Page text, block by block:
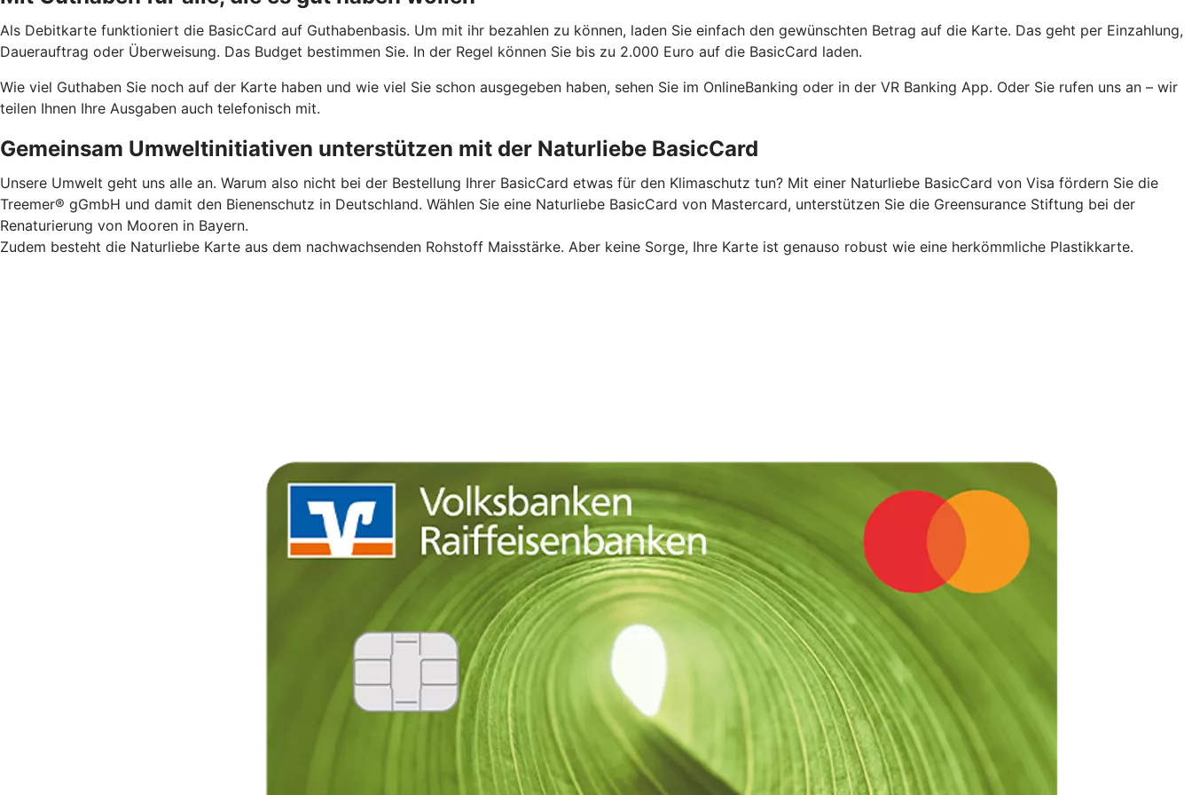
Als Debitkarte funktioniert die BasicCard auf Guthabenbasis. Um mit ihr bezahlen zu können, laden Sie einfach den gewünschten Betrag auf die Karte. Das geht per Einzahlung,
Dauerauftrag oder Überweisung. Das Budget bestimmen Sie. In der Regel können Sie bis zu 2.000 Euro auf die BasicCard laden.
Wie viel Guthaben Sie noch auf der Karte haben und wie viel Sie schon ausgegeben haben, sehen Sie im OnlineBanking oder in der VR Banking App. Oder Sie rufen uns an – wir
teilen Ihnen Ihre Ausgaben auch telefonisch mit.
Gemeinsam Umweltinitiativen unterstützen mit der Naturliebe BasicCard
Unsere Umwelt geht uns alle an. Warum also nicht bei der Bestellung Ihrer BasicCard etwas für den Klimaschutz tun? Mit einer Naturliebe BasicCard von Visa fördern Sie die
Treemer® gGmbH und damit den Bienenschutz in Deutschland. Wählen Sie eine Naturliebe BasicCard von Mastercard, unterstützen Sie die Greensurance Stiftung bei der
Renaturierung von Mooren in Bayern.
Zudem besteht die Naturliebe Karte aus dem nachwachsenden Rohstoff Maisstärke. Aber keine Sorge, Ihre Karte ist genauso robust wie eine herkömmliche Plastikkarte.